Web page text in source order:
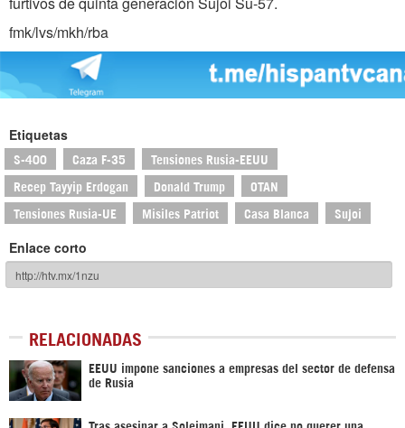
fmk/lvs/mkh/rba
Etiquetas
S-400 Caza F-35 Tensiones Rusia-EEUU
Recep Tayyip Erdogan Donald Trump OTAN
Tensiones Rusia-UE Misiles Patriot Casa Blanca Sujoi
Enlace corto
RELACIONADAS
EEUU impone sanciones a empresas del sector de defensa
de Rusia
Tras asesinar a Soleimani, EEUU dice no querer una